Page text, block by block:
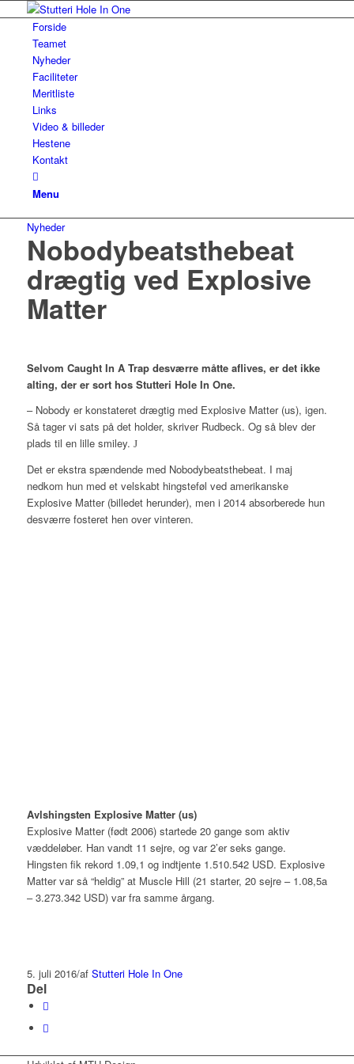
Forside
Teamet
Nyheder
Faciliteter
Meritliste
Links
Video & billeder
Hestene
Kontakt
Menu
Nyheder
Nobodybeatsthebeat
drægtig ved Explosive
Matter
Selvom Caught In A Trap desværre måtte aflives, er det ikke
alting, der er sort hos Stutteri Hole In One.
– Nobody er konstateret drægtig med Explosive Matter (us), igen.
Så tager vi sats på det holder, skriver Rudbeck. Og så blev der
plads til en lille smiley. J
Det er ekstra spændende med Nobodybeatsthebeat. I maj
nedkom hun med et velskabt hingsteføl ved amerikanske
Explosive Matter (billedet herunder), men i 2014 absorberede hun
desværre fosteret hen over vinteren.
Avlshingsten Explosive Matter (us)
Explosive Matter (født 2006) startede 20 gange som aktiv
væddeløber. Han vandt 11 sejre, og var 2’er seks gange.
Hingsten fik rekord 1.09,1 og indtjente 1.510.542 USD. Explosive
Matter var så “heldig” at Muscle Hill (21 starter, 20 sejre – 1.08,5a
– 3.273.342 USD) var fra samme årgang.
5. juli 2016/af Stutteri Hole In One
Del